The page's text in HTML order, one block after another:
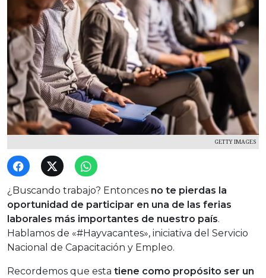
GETTY IMAGES
¿Buscando trabajo? Entonces no te pierdas la
oportunidad de participar en una de las ferias
laborales más importantes de nuestro país.
Hablamos de «#Hayvacantes», iniciativa del Servicio
Nacional de Capacitación y Empleo.
Recordemos que esta tiene como propósito ser un